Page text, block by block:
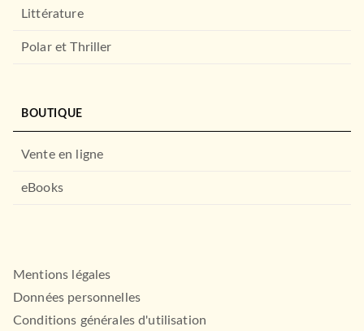
Littérature
Polar et Thriller
BOUTIQUE
Vente en ligne
eBooks
Mentions légales
Données personnelles
Conditions générales d'utilisation